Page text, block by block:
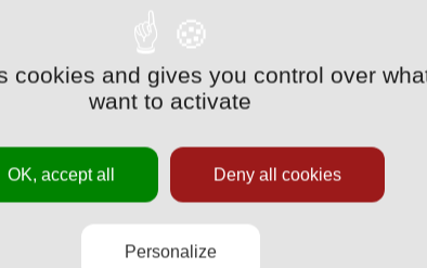
cookies and gives you control over
want to activate
OK, accept all Deny all cookies
Personalize